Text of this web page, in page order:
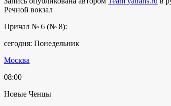
Речной вокзал
Причал № 6 (№ 8):
сегодня: Понедельник
Москва
08:00
Новые Ченцы